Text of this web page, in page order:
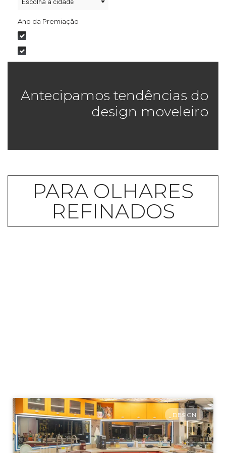
Ano da Premiação
Antecipamos tendências do
design moveleiro
PARA OLHARES
REFINADOS
DESIGN